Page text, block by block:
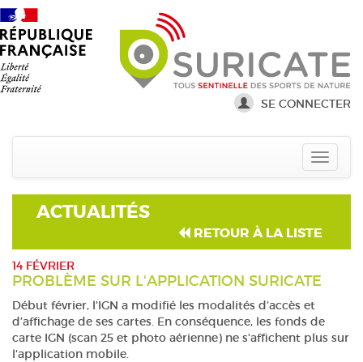
SE CONNECTER
ACTUALITÉS
RETOUR À LA LISTE
14 FÉVRIER
PROBLÈME SUR L'APPLICATION SURICATE
Début février, l'IGN a modifié les modalités d’accès et
d’affichage de ses cartes. En conséquence, les fonds de
carte IGN (scan 25 et photo aérienne) ne s'affichent plus sur
l'application mobile.